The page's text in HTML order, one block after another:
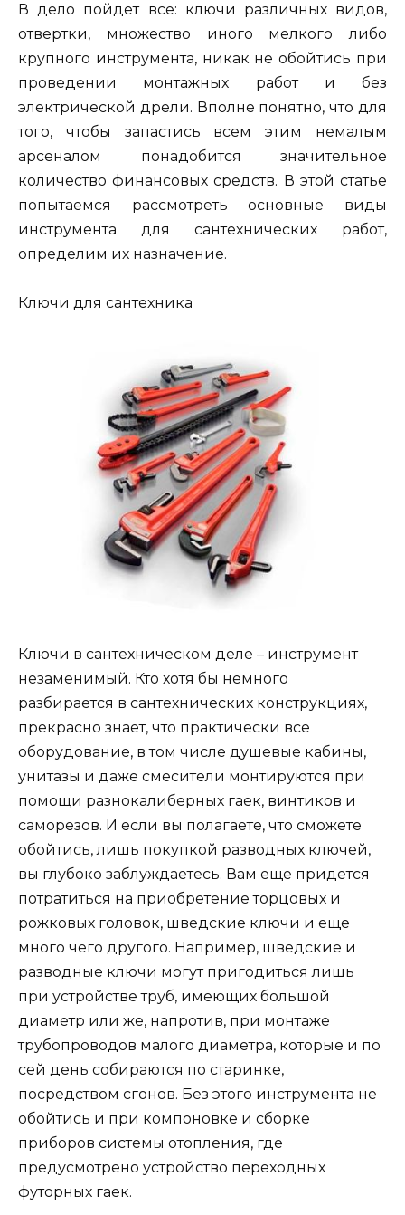
В дело пойдет все: ключи различных видов,
отвертки, множество иного мелкого либо
крупного инструмента, никак не обойтись при
проведении монтажных работ и без
электрической дрели. Вполне понятно, что для
того, чтобы запастись всем этим немалым
арсеналом понадобится значительное
количество финансовых средств. В этой статье
попытаемся рассмотреть основные виды
инструмента для сантехнических работ,
определим их назначение.
Ключи для сантехника
Ключи в сантехническом деле – инструмент
незаменимый. Кто хотя бы немного
разбирается в сантехнических конструкциях,
прекрасно знает, что практически все
оборудование, в том числе душевые кабины,
унитазы и даже смесители монтируются при
помощи разнокалиберных гаек, винтиков и
саморезов. И если вы полагаете, что сможете
обойтись, лишь покупкой разводных ключей,
вы глубоко заблуждаетесь. Вам еще придется
потратиться на приобретение торцовых и
рожковых головок, шведские ключи и еще
много чего другого. Например, шведские и
разводные ключи могут пригодиться лишь
при устройстве труб, имеющих большой
диаметр или же, напротив, при монтаже
трубопроводов малого диаметра, которые и по
сей день собираются по старинке,
посредством сгонов. Без этого инструмента не
обойтись и при компоновке и сборке
приборов системы отопления, где
предусмотрено устройство переходных
футорных гаек.